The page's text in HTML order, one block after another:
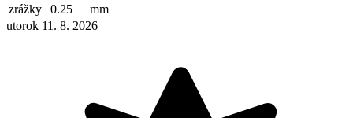
zrážky
0.25
mm
utorok 11. 8. 2026